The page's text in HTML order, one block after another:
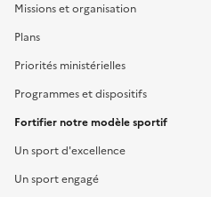
Missions et organisation
Plans
Priorités ministérielles
Programmes et dispositifs
Fortifier notre modèle sportif
Un sport d'excellence
Un sport engagé